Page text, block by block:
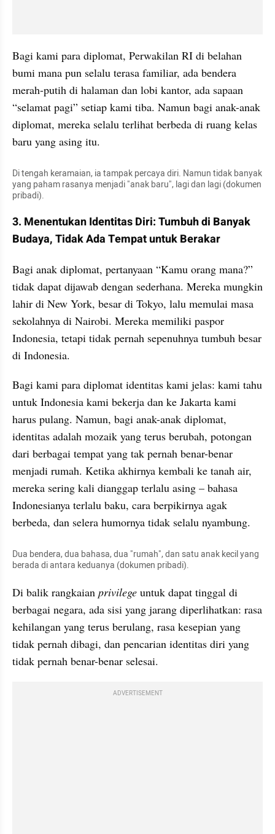
Bagi kami para diplomat, Perwakilan RI di belahan
bumi mana pun selalu terasa familiar, ada bendera
merah-putih di halaman dan lobi kantor, ada sapaan
“selamat pagi” setiap kami tiba. Namun bagi anak-anak
diplomat, mereka selalu terlihat berbeda di ruang kelas
baru yang asing itu.
Di tengah keramaian, ia tampak percaya diri. Namun tidak banyak
yang paham rasanya menjadi "anak baru", lagi dan lagi (dokumen
pribadi).
3. Menentukan Identitas Diri: Tumbuh di Banyak
Budaya, Tidak Ada Tempat untuk Berakar
Bagi anak diplomat, pertanyaan “Kamu orang mana?”
tidak dapat dijawab dengan sederhana. Mereka mungkin
lahir di New York, besar di Tokyo, lalu memulai masa
sekolahnya di Nairobi. Mereka memiliki paspor
Indonesia, tetapi tidak pernah sepenuhnya tumbuh besar
di Indonesia.
Bagi kami para diplomat identitas kami jelas: kami tahu
untuk Indonesia kami bekerja dan ke Jakarta kami
harus pulang. Namun, bagi anak-anak diplomat,
identitas adalah mozaik yang terus berubah, potongan
dari berbagai tempat yang tak pernah benar-benar
menjadi rumah. Ketika akhirnya kembali ke tanah air,
mereka sering kali dianggap terlalu asing – bahasa
Indonesianya terlalu baku, cara berpikirnya agak
berbeda, dan selera humornya tidak selalu nyambung.
Dua bendera, dua bahasa, dua "rumah", dan satu anak kecil yang
berada di antara keduanya (dokumen pribadi).
Di balik rangkaian privilege untuk dapat tinggal di
berbagai negara, ada sisi yang jarang diperlihatkan: rasa
kehilangan yang terus berulang, rasa kesepian yang
tidak pernah dibagi, dan pencarian identitas diri yang
tidak pernah benar-benar selesai.
ADVERTISEMENT